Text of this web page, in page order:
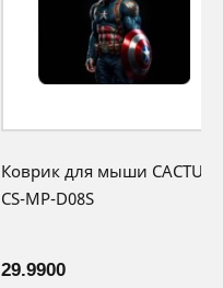
Коврик для мыши CACTUS
CS-MP-D08S
29.9900